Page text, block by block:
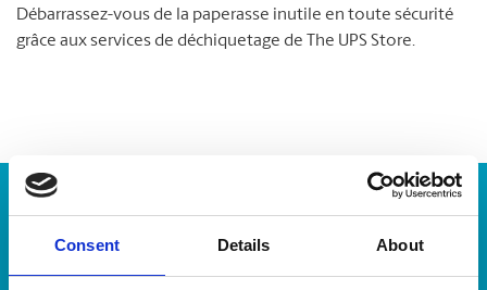
Consent Details About
Débarrassez-vous de la paperasse inutile en toute sécurité
grâce aux services de déchiquetage de The UPS Store.
Numéro de suivi :